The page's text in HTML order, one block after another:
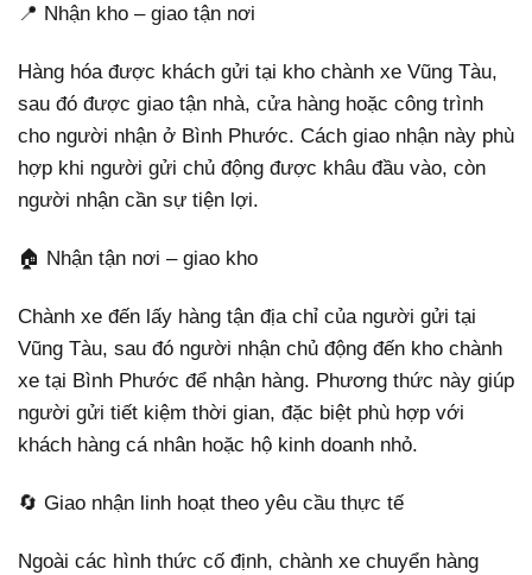
📍 Nhận kho – giao tận nơi
Hàng hóa được khách gửi tại kho chành xe Vũng Tàu,
sau đó được giao tận nhà, cửa hàng hoặc công trình
cho người nhận ở Bình Phước. Cách giao nhận này phù
hợp khi người gửi chủ động được khâu đầu vào, còn
người nhận cần sự tiện lợi.
🏠 Nhận tận nơi – giao kho
Chành xe đến lấy hàng tận địa chỉ của người gửi tại
Vũng Tàu, sau đó người nhận chủ động đến kho chành
xe tại Bình Phước để nhận hàng. Phương thức này giúp
người gửi tiết kiệm thời gian, đặc biệt phù hợp với
khách hàng cá nhân hoặc hộ kinh doanh nhỏ.
🔄 Giao nhận linh hoạt theo yêu cầu thực tế
Ngoài các hình thức cố định, chành xe chuyển hàng